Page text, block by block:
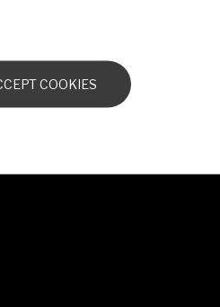
de la Asociación Hipofam
partimos y la necesidad de
COOKIES